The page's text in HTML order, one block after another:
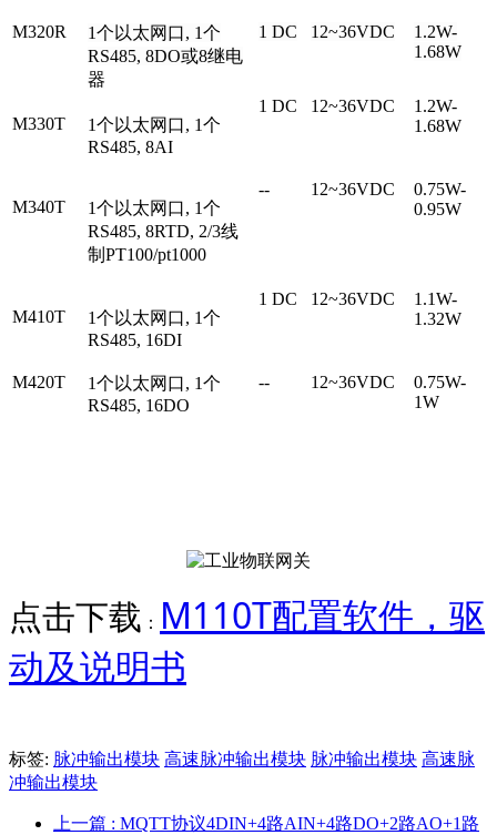
M320R
1个以太网口, 1个
RS485, 8DO或8继电
器
1 DC 12~36VDC
1.2W-
1.68W
M330T
1个以太网口, 1个
RS485, 8AI
1 DC 12~36VDC
1.2W-
1.68W
M340T
1个以太网口, 1个
RS485, 8RTD, 2/3线
制PT100/pt1000
-- 12~36VDC
0.75W-
0.95W
M410T
1个以太网口, 1个
RS485, 16DI
1 DC 12~36VDC
1.1W-
1.32W
M420T
1个以太网口, 1个
RS485, 16DO
-- 12~36VDC
0.75W-
1W
点击下载 ： M110T配置软件，驱
动及说明书
标签: 脉冲输出模块 高速脉冲输出模块 脉冲输出模块 高速脉
冲输出模块
上一篇 : MQTT协议4DIN+4路AIN+4路DO+2路AO+1路